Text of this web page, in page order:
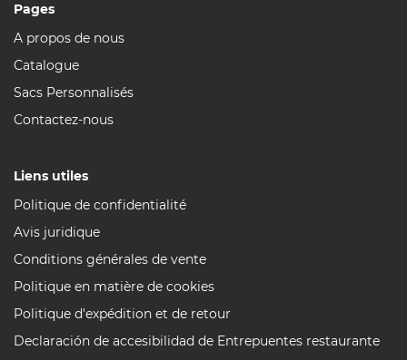
Pages
A propos de nous
Catalogue
Sacs Personnalisés
Contactez-nous
Liens utiles
Politique de confidentialité
Avis juridique
Conditions générales de vente
Politique en matière de cookies
Politique d'expédition et de retour
Declaración de accesibilidad de Entrepuentes restaurante